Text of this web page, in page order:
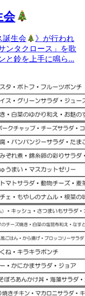
会
誕生会
》が行われ
ンタクロース」を歌
と鈴を上手に鳴ら...